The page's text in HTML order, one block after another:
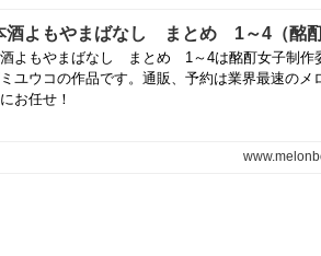
酒よもやまばなし まとめ 1～4は酩酊女子制作
ユウコの作品です。通販、予約は業界最速のメ
お任せ！